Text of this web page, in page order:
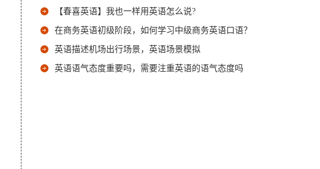
【春喜英语】我也一样用英语怎么说?
在商务英语初级阶段，如何学习中级商务英语口语？
英语描述机场出行场景，英语场景模拟
英语语气态度重要吗，需要注重英语的语气态度吗